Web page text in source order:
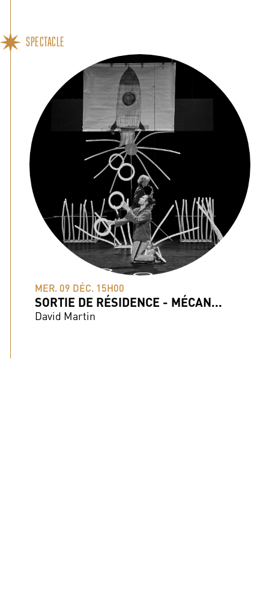
SPECTACLE
MER. 09 DÉC. 15H00
SORTIE DE RÉSIDENCE - MÉCAN...
David Martin